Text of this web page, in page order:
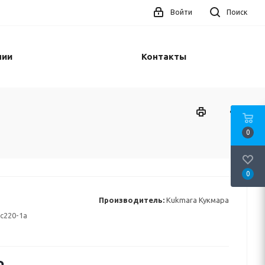
Поиск
Войти
Контакты
Производитель: Kukmara Кукмара
1а
0
0